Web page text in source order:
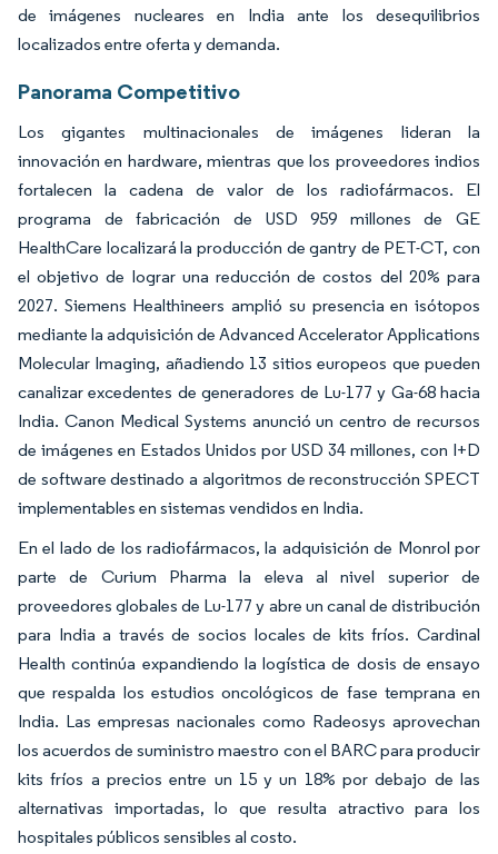
de imágenes nucleares en India ante los desequilibrios
localizados entre oferta y demanda.
Panorama Competitivo
Los gigantes multinacionales de imágenes lideran la
innovación en hardware, mientras que los proveedores indios
fortalecen la cadena de valor de los radiofármacos. El
programa de fabricación de USD 959 millones de GE
HealthCare localizará la producción de gantry de PET-CT, con
el objetivo de lograr una reducción de costos del 20% para
2027. Siemens Healthineers amplió su presencia en isótopos
mediante la adquisición de Advanced Accelerator Applications
Molecular Imaging, añadiendo 13 sitios europeos que pueden
canalizar excedentes de generadores de Lu-177 y Ga-68 hacia
India. Canon Medical Systems anunció un centro de recursos
de imágenes en Estados Unidos por USD 34 millones, con I+D
de software destinado a algoritmos de reconstrucción SPECT
implementables en sistemas vendidos en India.
En el lado de los radiofármacos, la adquisición de Monrol por
parte de Curium Pharma la eleva al nivel superior de
proveedores globales de Lu-177 y abre un canal de distribución
para India a través de socios locales de kits fríos. Cardinal
Health continúa expandiendo la logística de dosis de ensayo
que respalda los estudios oncológicos de fase temprana en
India. Las empresas nacionales como Radeosys aprovechan
los acuerdos de suministro maestro con el BARC para producir
kits fríos a precios entre un 15 y un 18% por debajo de las
alternativas importadas, lo que resulta atractivo para los
hospitales públicos sensibles al costo.